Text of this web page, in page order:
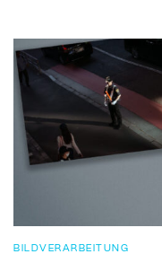
BILDVERARBEITUNG